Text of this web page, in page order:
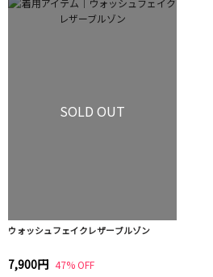
SOLD OUT
ウォッシュフェイクレザーブルゾン
7,900円 47% OFF